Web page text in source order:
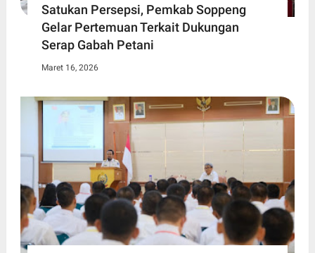
Satukan Persepsi, Pemkab Soppeng
Gelar Pertemuan Terkait Dukungan
Serap Gabah Petani
Maret 16, 2026